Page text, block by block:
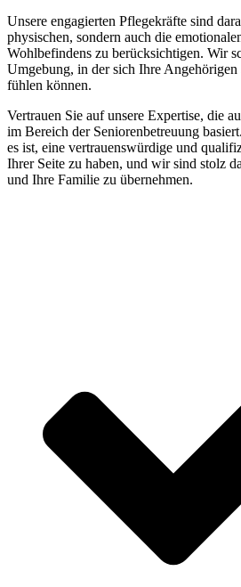
Unsere engagierten Pflegekräfte sind
physischen, sondern auch die
Wohlbefindens zu berücksichtigen. Wir
Umgebung, in der sich Ihre Angehörigen
fühlen können.
Vertrauen Sie auf unsere Expertise, die
im Bereich der Seniorenbetreuung
es ist, eine vertrauenswürdige und
Ihrer Seite zu haben, und wir sind stolz
und Ihre Familie zu übernehmen.